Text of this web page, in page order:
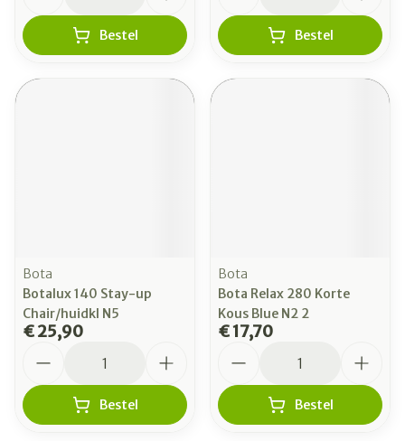
Bestel Bestel
Bota
Botalux 140 Stay-up
Chair/huidkl N5
€ 25,90
Bestel
Bota
Bota Relax 280 Korte
Kous Blue N2 2
€ 17,70
Bestel